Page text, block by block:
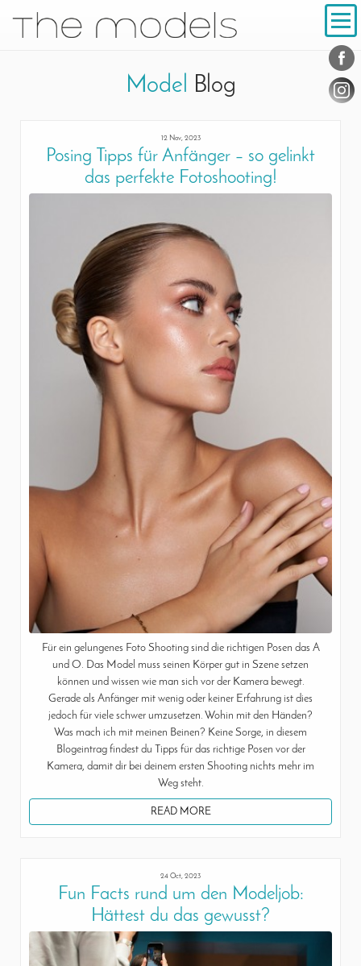
Navigation
Model Blog
12 Nov, 2023
Posing Tipps für Anfänger – so gelinkt
das perfekte Fotoshooting!
Für ein gelungenes Foto Shooting sind die richtigen Posen das A
und O. Das Model muss seinen Körper gut in Szene setzen
können und wissen wie man sich vor der Kamera bewegt.
Gerade als Anfänger mit wenig oder keiner Erfahrung ist dies
jedoch für viele schwer umzusetzen. Wohin mit den Händen?
Was mach ich mit meinen Beinen? Keine Sorge, in diesem
Blogeintrag findest du Tipps für das richtige Posen vor der
Kamera, damit dir bei deinem ersten Shooting nichts mehr im
Weg steht.
READ MORE
24 Oct, 2023
Fun Facts rund um den Modeljob:
Hättest du das gewusst?